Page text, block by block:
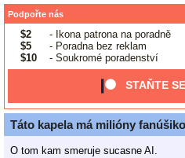
Podpořte nás
$2
- Ikona patrona na poradně
$5
- Poradna bez reklam
$10
- Soukromé poradenství
STAŇTE
Táto kapela má milióny
O tom kam smeruje sucasne AI.